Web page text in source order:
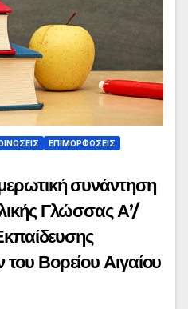
ΕΠΙΜΟΡΦΏΣΕΙΣ
συνάντηση
Γλώσσας Α’/
Βορείου Αιγαίου